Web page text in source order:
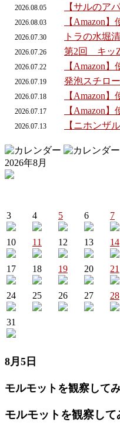
2026.08.05 【サルのア
2026.08.03 【Amazon
2026.07.30 トラの水堀
2026.07.26 第2回 キッ
2026.07.22 【Amazon
2026.07.19 発泡スチロ
2026.07.18 【Amazon
2026.07.17 【Amazon
2026.07.13 【ニホンザ
2026年8月
3 4 5 6 7
10 11 12 13 14
17 18 19 20 21
24 25 26 27 28
31
8月5日
モルモットを観察して
モルモットを観察して